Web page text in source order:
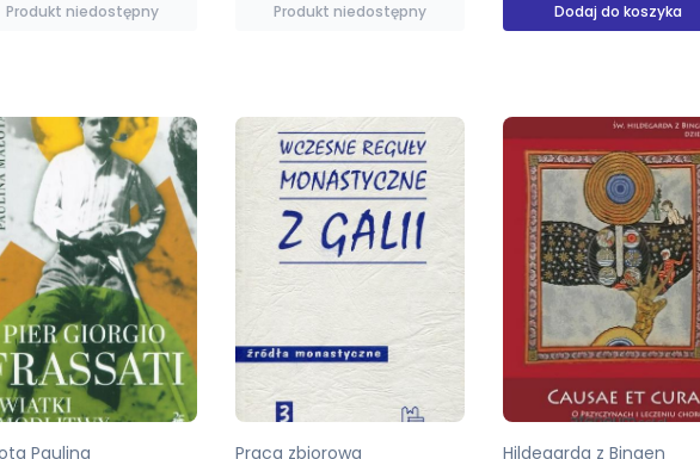
Produkt niedostępny Dodaj do koszyka Produkt niedostępny
zbiorowa Hildegarda z Bingen Wijaczka Jacek